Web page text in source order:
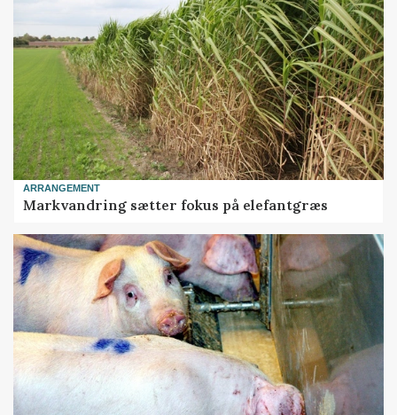
ARRANGEMENT
Markvandring sætter fokus på elefantgræs